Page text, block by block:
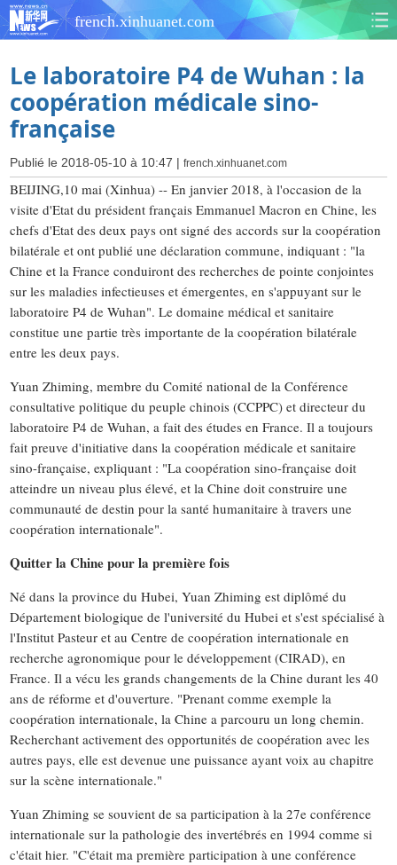
french.xinhuanet.com
Le laboratoire P4 de Wuhan : la
coopération médicale sino-
française
Publié le 2018-05-10 à 10:47 |french.xinhuanet.com
BEIJING,10 mai (Xinhua) -- En janvier 2018, à l'occasion de la
visite d'Etat du président français Emmanuel Macron en Chine, les
chefs d'Etat des deux pays ont signé des accords sur la coopération
bilatérale et ont publié une déclaration commune, indiquant : "la
Chine et la France conduiront des recherches de pointe conjointes
sur les maladies infectieuses et émergentes, en s'appuyant sur le
laboratoire P4 de Wuhan". Le domaine médical et sanitaire
constitue une partie très importante de la coopération bilatérale
entre les deux pays.
Yuan Zhiming, membre du Comité national de la Conférence
consultative politique du peuple chinois (CCPPC) et directeur du
laboratoire P4 de Wuhan, a fait des études en France. Il a toujours
fait preuve d'initiative dans la coopération médicale et sanitaire
sino-française, expliquant : "La coopération sino-française doit
atteindre un niveau plus élevé, et la Chine doit construire une
communauté de destin pour la santé humanitaire à travers une
coopération internationale".
Quitter la Chine pour la première fois
Né dans la province du Hubei, Yuan Zhiming est diplômé du
Département biologique de l'université du Hubei et s'est spécialisé à
l'Institut Pasteur et au Centre de coopération internationale en
recherche agronomique pour le développement (CIRAD), en
France. Il a vécu les grands changements de la Chine durant les 40
ans de réforme et d'ouverture. "Prenant comme exemple la
coopération internationale, la Chine a parcouru un long chemin.
Recherchant activement des opportunités de coopération avec les
autres pays, elle est devenue une puissance ayant voix au chapitre
sur la scène internationale."
Yuan Zhiming se souvient de sa participation à la 27e conférence
internationale sur la pathologie des invertébrés en 1994 comme si
c'était hier. "C'était ma première participation à une conférence